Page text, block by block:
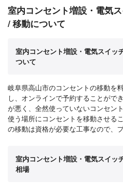
室内コンセント増設・電気
/ 移動について
室内コンセント増設・電気スイッ
ついて
岐阜県高山市のコンセントの移動を
し、オンラインで予約することがで
が悪く、全然使っていないコンセン
使う場所にコンセントを移動させる
の移動は資格が必要な工事なので、
室内コンセント増設・電気スイッ
相場